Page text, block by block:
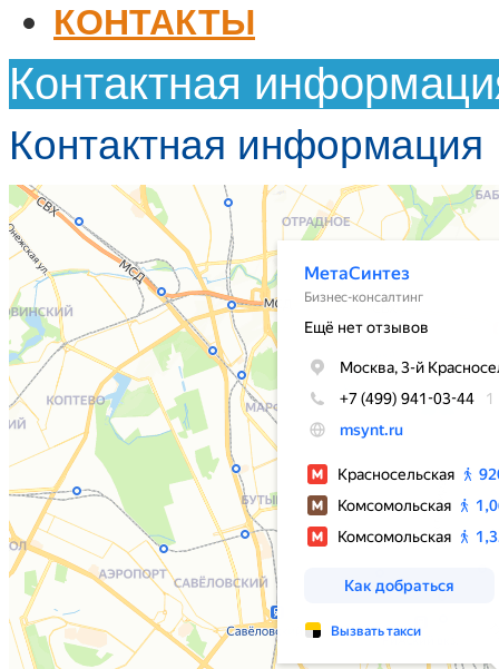
КОНТАКТЫ
Контактная
Контактная информация